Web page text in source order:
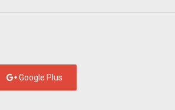
Google Plus